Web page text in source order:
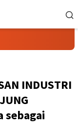
INDUSTRI
sebagai